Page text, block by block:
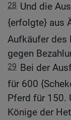
28 Und die
{erfolgte} aus
Aufkäufer des
gegen
29 Bei der
für 600
Pferd für 150.
Könige der